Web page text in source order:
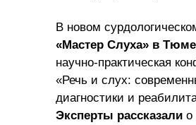
В новом
«Мастер Слуха» в
научно-практическая
«Речь и слух:
диагностики и
Эксперты рассказали о